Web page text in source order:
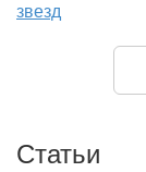
звезд
Статьи